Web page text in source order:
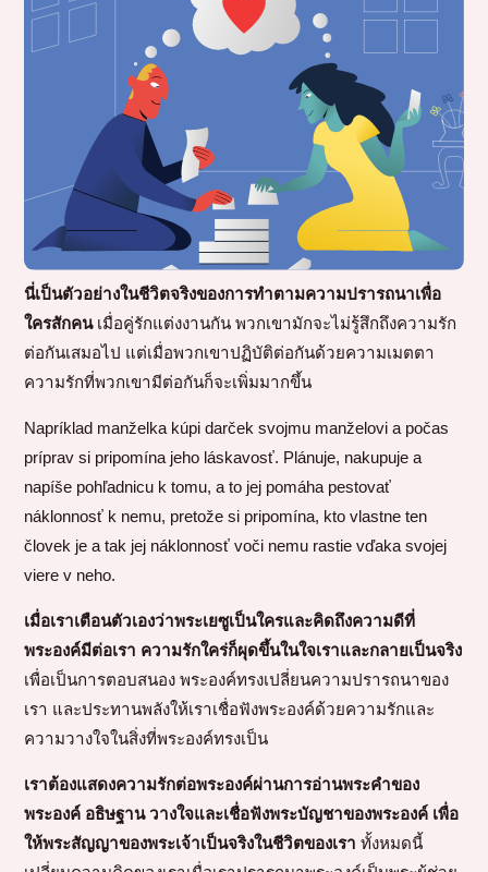
นี่เป็นตัวอย่างในชีวิตจริงของการทำตามความปรารถนาเพื่อ
ใครสักคนเมื่อคู่รักแต่งงานกัน พวกเขามักจะไม่รู้สึกถึงความรัก
ต่อกันเสมอไป แต่เมื่อพวกเขาปฏิบัติต่อกันด้วยความเมตตา
ความรักที่พวกเขามีต่อกันก็จะเพิ่มมากขึ้น
Napríklad manželka kúpi darček svojmu manželovi a počas
príprav si pripomína jeho láskavosť. Plánuje, nakupuje a
napíše pohľadnicu k tomu, a to jej pomáha pestovať
náklonnosť k nemu, pretože si pripomína, kto vlastne ten
človek je a tak jej náklonnosť voči nemu rastie vďaka svojej
viere v neho.
เมื่อเราเตือนตัวเองว่าพระเยซูเป็นใครและคิดถึงความดีที่
พระองค์มีต่อเรา ความรักใคร่ก็ผุดขึ้นในใจเราและกลายเป็นจริง
เพื่อเป็นการตอบสนอง พระองค์ทรงเปลี่ยนความปรารถนาของ
เรา และประทานพลังให้เราเชื่อฟังพระองค์ด้วยความรักและ
ความวางใจในสิ่งที่พระองค์ทรงเป็น
เราต้องแสดงความรักต่อพระองค์ผ่านการอ่านพระคำของ
พระองค์ อธิษฐาน วางใจและเชื่อฟังพระบัญชาของพระองค์ เพื่อ
ให้พระสัญญาของพระเจ้าเป็นจริงในชีวิตของเรา ทั้งหมดนี้